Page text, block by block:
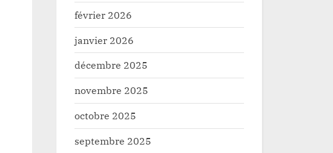
février 2026
janvier 2026
décembre 2025
novembre 2025
octobre 2025
septembre 2025